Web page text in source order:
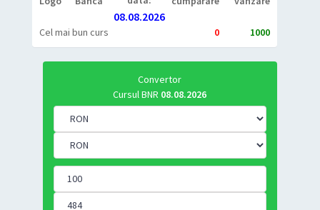
08.08.2026
Cel mai bun curs 0 1000
Convertor
Cursul BNR 08.08.2026